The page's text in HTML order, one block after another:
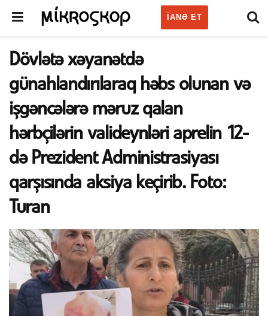
IANƏ ET
Dövlətə xəyanətdə
günahlandırılaraq həbs olunan və
işgəncələrə məruz qalan
hərbçilərin valideynləri aprelin 12-
də Prezident Administrasiyası
qarşısında aksiya keçirib. Foto:
Turan